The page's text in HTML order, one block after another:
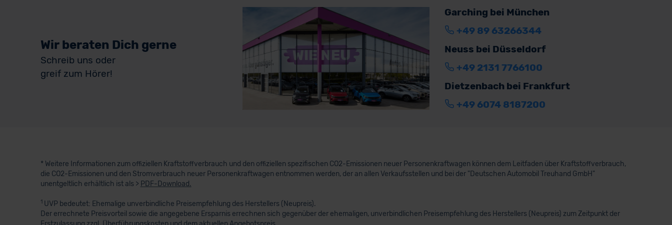
Wir beraten Dich gerne
Schreib uns oder
greif zum Hörer!
Garching bei München
+49 89 63266344
Neuss bei Düsseldorf
+49 2131 7766100
Dietzenbach bei Frankfurt
+49 6074 8187200
* Weitere Informationen zum offiziellen Kraftstoffverbrauch und den offiziellen spezifischen CO2-Emissionen neuer Personenkraftwagen können dem Leitfaden über Kraftstoffverbrauch,
die CO2-Emissionen und den Stromverbrauch neuer Personenkraftwagen entnommen werden, der an allen Verkaufsstellen und bei der "Deutschen Automobil Treuhand GmbH"
unentgeltlich erhältlich ist als > PDF-Download.
1UVP bedeutet: Ehemalige unverbindliche Preisempfehlung des Herstellers (Neupreis).
Der errechnete Preisvorteil sowie die angegebene Ersparnis errechnen sich gegenüber der ehemaligen, unverbindlichen Preisempfehlung des Herstellers (Neupreis) zum Zeitpunkt der